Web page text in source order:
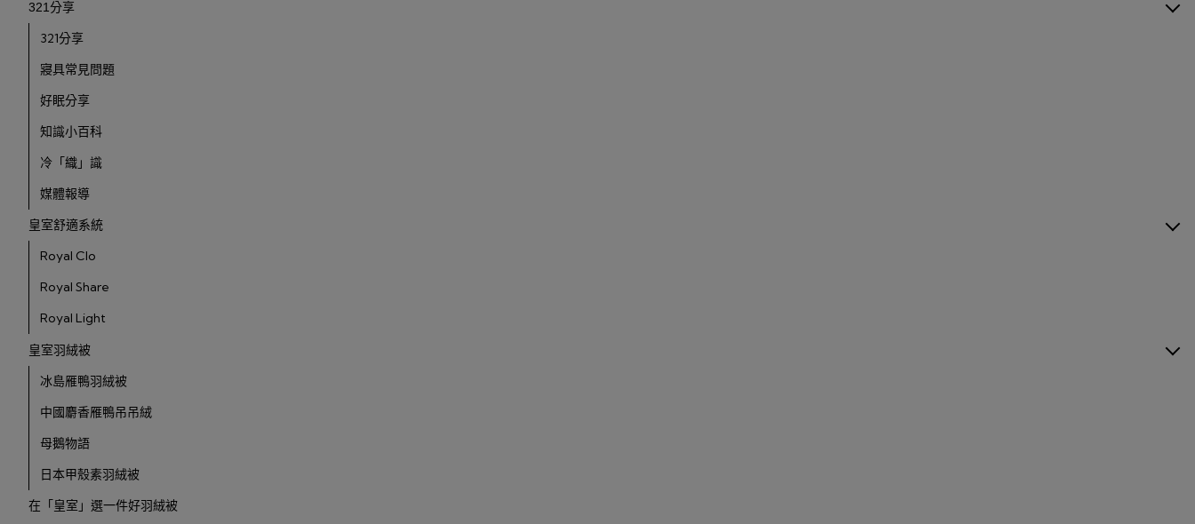
321分享
321分享
寢具常見問題
好眠分享
知識小百科
冷「織」識
媒體報導
皇室舒適系統
Royal Clo
Royal Share
Royal Light
皇室羽絨被
冰島雁鴨羽絨被
中國麝香雁鴨吊吊絨
母鵝物語
日本甲殼素羽絨被
在「皇室」選一件好羽絨被